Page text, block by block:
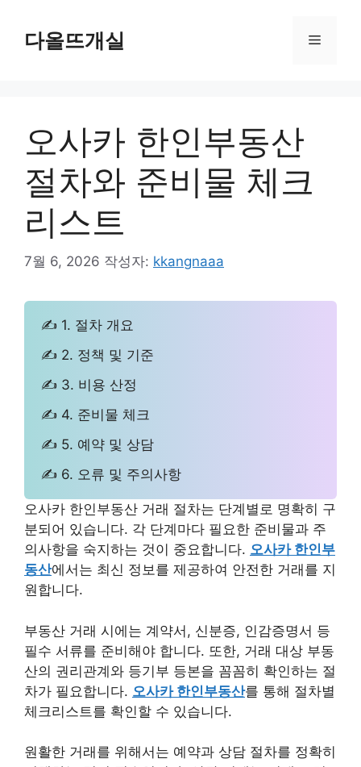
다올뜨개실 메
오사카 한인부동산
절차와 준비물 체크
리스트
7월 6, 2026 작성자: kkangnaaa
✍ 1. 절차 개요
✍ 2. 정책 및 기준
✍ 3. 비용 산정
✍ 4. 준비물 체크
✍ 5. 예약 및 상담
✍ 6. 오류 및 주의사항
오사카 한인부동산 거래 절차는 단계별로 명확히 구
분되어 있습니다. 각 단계마다 필요한 준비물과 주
의사항을 숙지하는 것이 중요합니다. 오사카 한인부
동산에서는 최신 정보를 제공하여 안전한 거래를 지
원합니다.
부동산 거래 시에는 계약서, 신분증, 인감증명서 등
필수 서류를 준비해야 합니다. 또한, 거래 대상 부동
산의 권리관계와 등기부 등본을 꼼꼼히 확인하는 절
차가 필요합니다. 오사카 한인부동산를 통해 절차별
체크리스트를 확인할 수 있습니다.
원활한 거래를 위해서는 예약과 상담 절차를 정확히